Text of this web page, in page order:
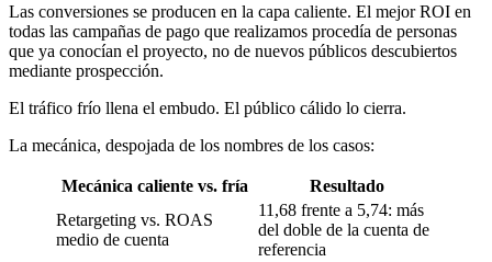
Las conversiones se producen en la capa caliente. El mejor ROI en
todas las campañas de pago que realizamos procedía de personas
que ya conocían el proyecto, no de nuevos públicos descubiertos
mediante prospección.
El tráfico frío llena el embudo. El público cálido lo cierra.
La mecánica, despojada de los nombres de los casos:
Mecánica caliente vs. fría
Resultado
Retargeting vs. ROAS
medio de cuenta
11,68 frente a 5,74: más
del doble de la cuenta de
referencia